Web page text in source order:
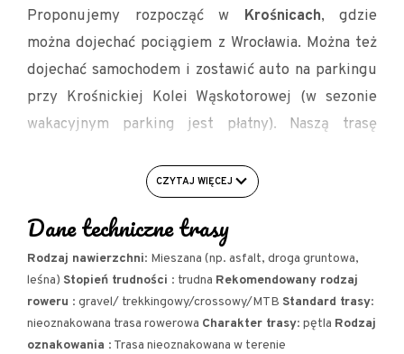
Proponujemy rozpocząć w Krośnicach, gdzie
można dojechać pociągiem z Wrocławia. Można też
dojechać samochodem i zostawić auto na parkingu
przy Krośnickiej Kolei Wąskotorowej (w sezonie
wakacyjnym parking jest płatny). Naszą trasę
jednym z wielu Miejsc Przyjaznych Rowerzystom w
wygodne wiaty, można przejść się z gospodarzem
pomiędzy szpalerami winorośli i spróbować
wybornego, lokalnego wina. Na miejscu są też
noclegi. Zdecydowanie jest to dobre miejsce na
dłuższy pobyt i poznanie okolicy rowerem. Dla grup
CZYTAJ WIĘCEJ
Dane techniczne trasy
Rodzaj nawierzchni: Mieszana (np. asfalt, droga gruntowa,
leśna) Stopień trudności : trudna Rekomendowany rodzaj
roweru : gravel/ trekkingowy/crossowy/MTB Standard trasy:
nieoznakowana trasa rowerowa Charakter trasy: pętla Rodzaj
oznakowania : Trasa nieoznakowana w terenie